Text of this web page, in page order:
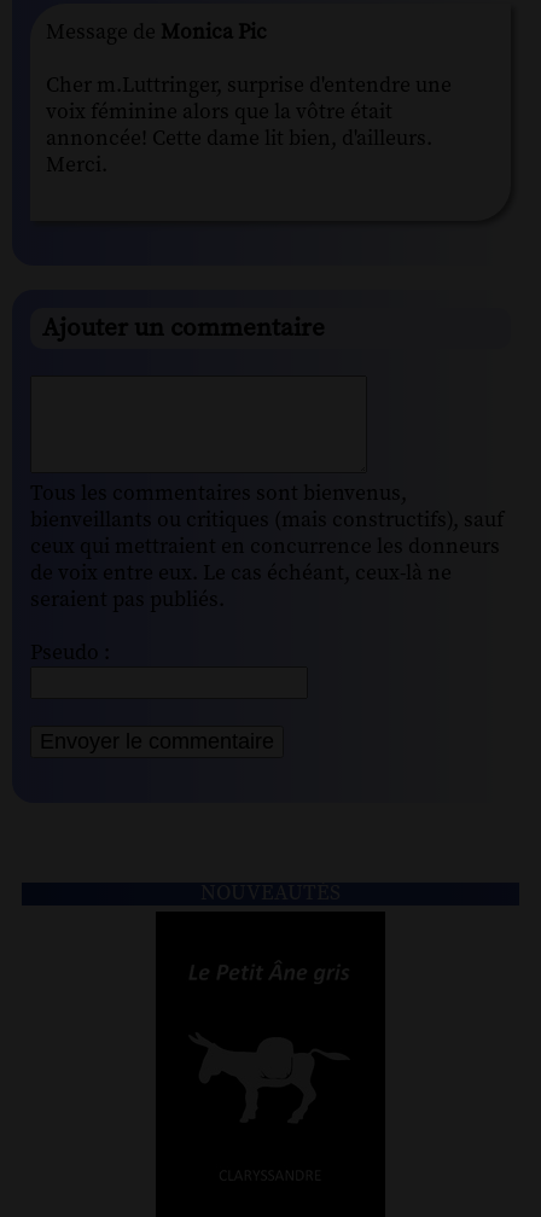
Message de Monica Pic
Cher m.Luttringer, surprise d'entendre une
voix féminine alors que la vôtre était
annoncée! Cette dame lit bien, d'ailleurs.
Merci.
Ajouter un commentaire
Tous les commentaires sont bienvenus,
bienveillants ou critiques (mais constructifs), sauf
ceux qui mettraient en concurrence les donneurs
de voix entre eux. Le cas échéant, ceux-là ne
seraient pas publiés.
Pseudo :